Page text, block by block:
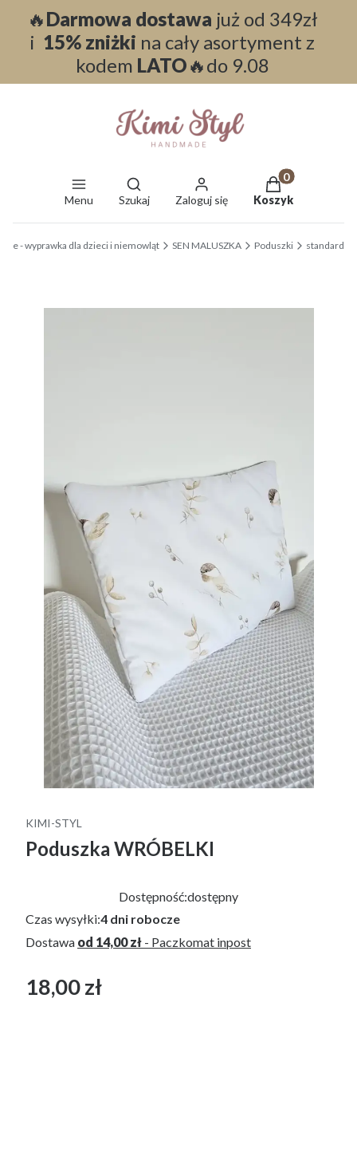
🔥Darmowa dostawa już od 349zł
i 15% zniżki na cały asortyment z
kodem LATO🔥do 9.08
Menu
Otwórz wyszukiwarkę
Szukaj Zaloguj się
Produkty w
Koszyk
- wyprawka dla dzieci i niemowląt SEN MALUSZKA Poduszki standard
KIMI-STYL
Poduszka WRÓBELKI
Dostępność:dostępny
Czas wysyłki:4 dni robocze
Dostawa od 14,00 zł - Paczkomat inpost
Cena
18,00 zł
bez VAT